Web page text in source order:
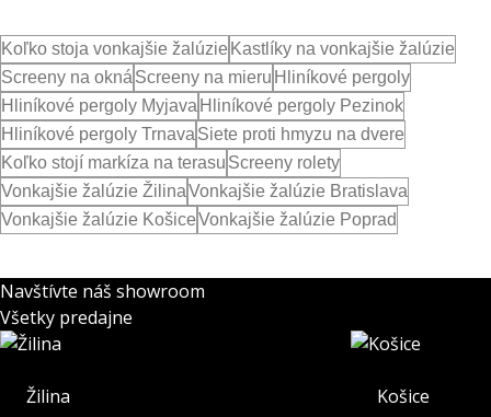
Koľko stoja vonkajšie žalúzie Kastlíky na vonkajšie žalúzie
Screeny na okná Screeny na mieru Hliníkové pergoly
Hliníkové pergoly Myjava Hliníkové pergoly Pezinok
Hliníkové pergoly Trnava Siete proti hmyzu na dvere
Koľko stojí markíza na terasu Screeny rolety
Vonkajšie žalúzie ŽilinaVonkajšie žalúzie Bratislava
Vonkajšie žalúzie KošiceVonkajšie žalúzie Poprad
Navštívte náš showroom
Všetky predajne
Žilina
Košice